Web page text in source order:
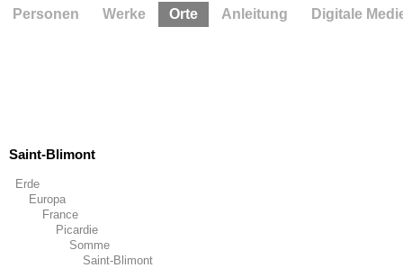
Saint-Blimont
Erde
Europa
France
Picardie
Somme
Saint-Blimont
Personen Werke Orte Anleitung Digitale